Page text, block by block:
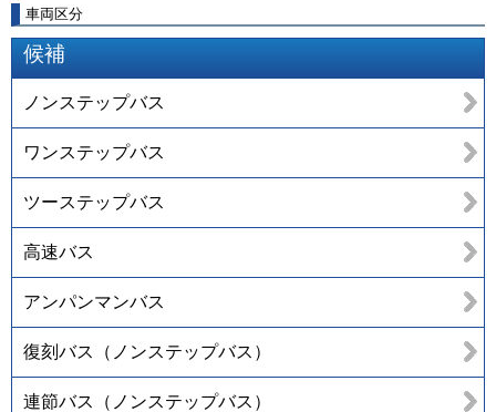
車両区分
候補
ノンステップバス
ワンステップバス
ツーステップバス
高速バス
アンパンマンバス
復刻バス（ノンステップバス）
連節バス（ノンステップバス）